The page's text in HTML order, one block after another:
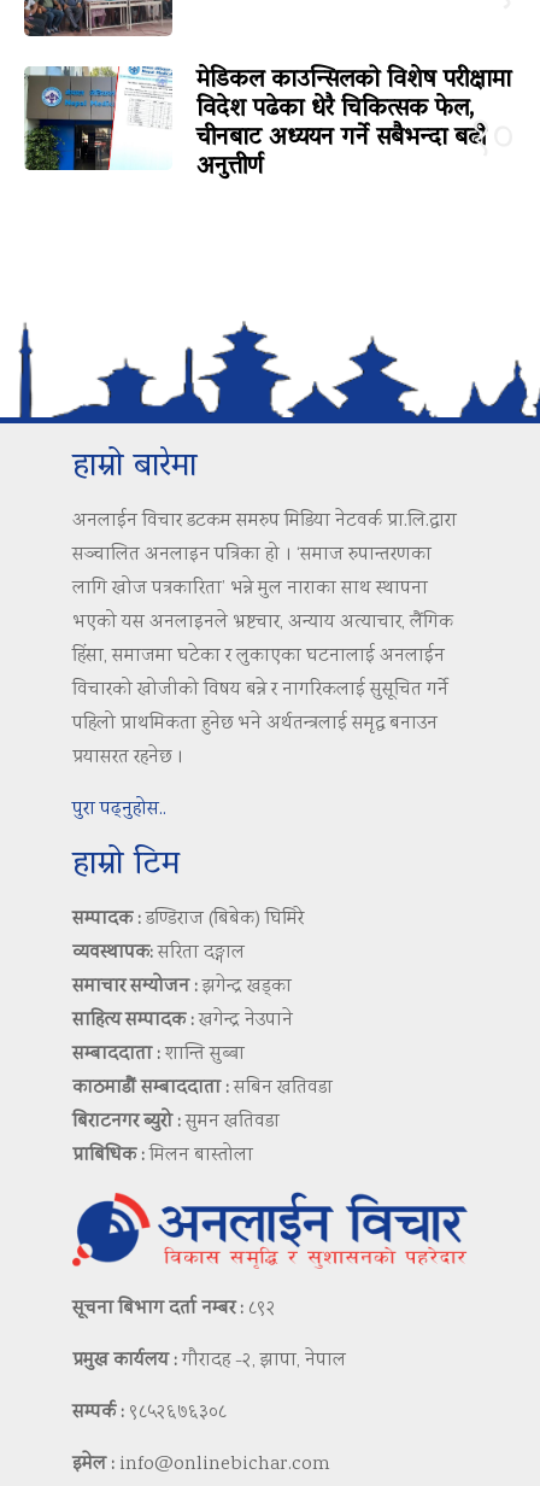
१०
मेडिकल काउन्सिलको विशेष परीक्षामा
विदेश पढेका धेरै चिकित्सक फेल,
चीनबाट अध्ययन गर्ने सबैभन्दा बढी
अनुत्तीर्ण
हाम्रो बारेमा
अनलाईन विचार डटकम समरुप मिडिया नेटवर्क प्रा.लि.द्वारा
सञ्चालित अनलाइन पत्रिका हो । ‘समाज रुपान्तरणका
लागि खोज पत्रकारिता’ भन्ने मुल नाराका साथ स्थापना
भएको यस अनलाइनले भ्रष्टचार, अन्याय अत्याचार, लैंगिक
हिंसा, समाजमा घटेका र लुकाएका घटनालाई अनलाईन
विचारको खोजीको विषय बन्ने र नागरिकलाई सुसूचित गर्ने
पहिलो प्राथमिकता हुनेछ भने अर्थतन्त्रलाई समृद्ध बनाउन
प्रयासरत रहनेछ ।
पुरा पढ्नुहोस..
हाम्रो टिम
सम्पादक :डण्डिराज (बिबेक) घिमिरे
व्यवस्थापक:सरिता दङ्गाल
समाचार सम्योजन :झगेन्द्र खड्का
साहित्य सम्पादक :खगेन्द्र नेउपाने
सम्बाददाता :शान्ति सुब्बा
काठमाडौं सम्बाददाता :सबिन खतिवडा
बिराटनगर ब्युरो :सुमन खतिवडा
प्राबिधिक :मिलन बास्तोला
सूचना बिभाग दर्ता नम्बर : ८९२
प्रमुख कार्यलय :गौरादह -२, झापा, नेपाल
सम्पर्क : ९८५२६७६३०८
इमेल : info@onlinebichar.com